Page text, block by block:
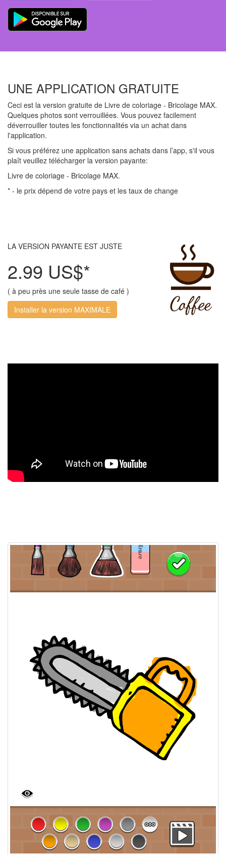
UNE APPLICATION GRATUITE
Ceci est la version gratuite de Livre de coloriage - Bricolage MAX.
Quelques photos sont verrouillées. Vous pouvez facilement
déverrouiller toutes les fonctionnalités via un achat dans
l'application.
Si vous préférez une application sans achats dans l’app, s'il vous
plaît veuillez télécharger la version payante:
Livre de coloriage - Bricolage MAX.
* - le prix dépend de votre pays et les taux de change
LA VERSION PAYANTE EST JUSTE
2.99 US$*
( à peu près une seule tasse de café )
Installer la version MAXIMALE